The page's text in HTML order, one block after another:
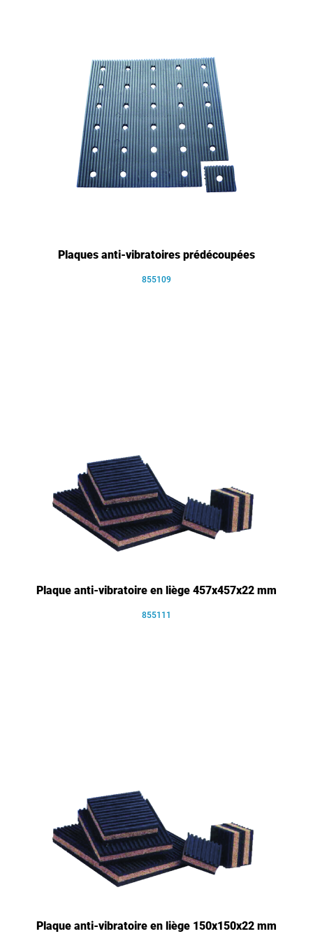
Plaques anti-vibratoires prédécoupées
855109
Plaque anti-vibratoire en liège 457x457x22 mm
855111
Plaque anti-vibratoire en liège 150x150x22 mm